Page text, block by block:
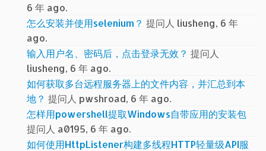
6 年 ago.
怎么安装并使用selenium？ 提问人 liusheng, 6 年
ago.
输入用户名、密码后，点击登录无效？ 提问人
liusheng, 6 年 ago.
如何获取多台远程服务器上的文件内容，并汇总到本
地？ 提问人 pwshroad, 6 年 ago.
怎样用powershell提取Windows自带应用的安装包
提问人 a0195, 6 年 ago.
如何使用HttpListener构建多线程HTTP轻量级API服